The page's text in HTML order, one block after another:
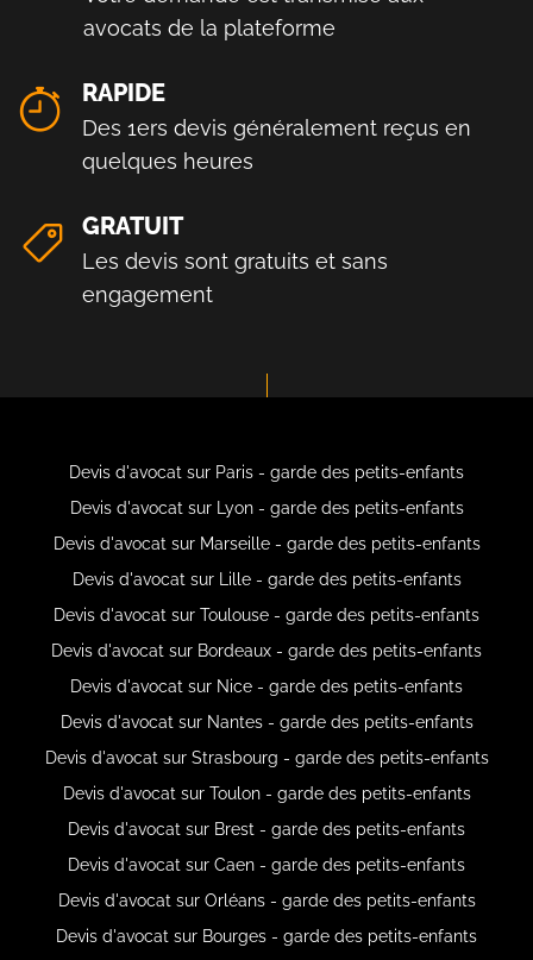
avocats de la plateforme
RAPIDE
Des 1ers devis généralement reçus en
quelques heures
GRATUIT
Les devis sont gratuits et sans
engagement
Devis d'avocat sur Paris - garde des petits-enfants
Devis d'avocat sur Lyon - garde des petits-enfants
Devis d'avocat sur Marseille - garde des petits-enfants
Devis d'avocat sur Lille - garde des petits-enfants
Devis d'avocat sur Toulouse - garde des petits-enfants
Devis d'avocat sur Bordeaux - garde des petits-enfants
Devis d'avocat sur Nice - garde des petits-enfants
Devis d'avocat sur Nantes - garde des petits-enfants
Devis d'avocat sur Strasbourg - garde des petits-enfants
Devis d'avocat sur Toulon - garde des petits-enfants
Devis d'avocat sur Brest - garde des petits-enfants
Devis d'avocat sur Caen - garde des petits-enfants
Devis d'avocat sur Orléans - garde des petits-enfants
Devis d'avocat sur Bourges - garde des petits-enfants